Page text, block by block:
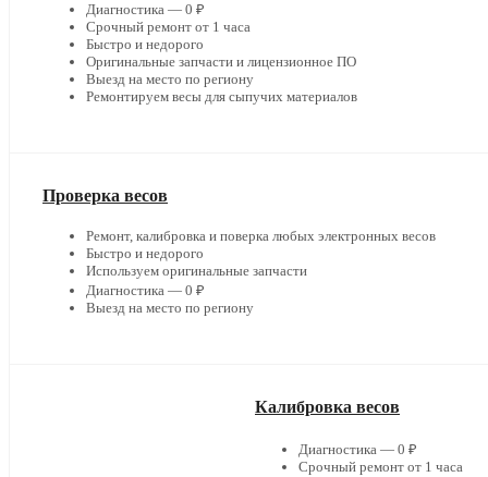
Диагностика — 0 ₽
Срочный ремонт от 1 часа
Быстро и недорого
Оригинальные запчасти и лицензионное ПО
Выезд на место по региону
Ремонтируем весы для сыпучих материалов
Проверка весов
Ремонт, калибровка и поверка любых электронных весов
Быстро и недорого
Используем оригинальные запчасти
Диагностика — 0 ₽
Выезд на место по региону
Калибровка весов
Диагностика — 0 ₽
Срочный ремонт от 1 часа